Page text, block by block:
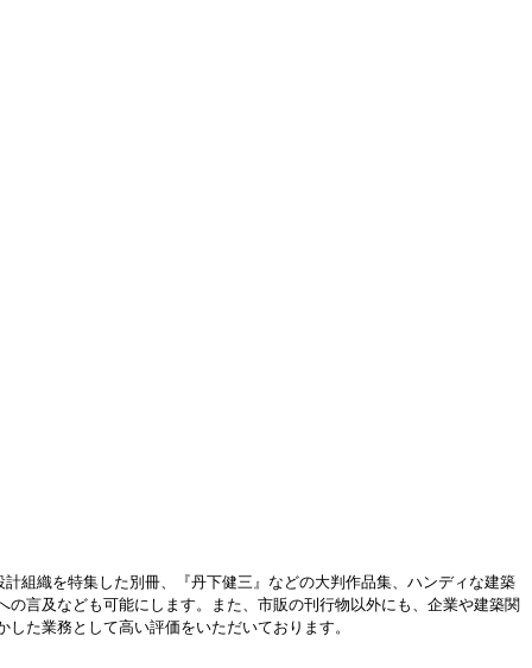
組織を特集した別冊、『丹下健三』などの大判作品集、ハンディな建築
言及なども可能にします。また、市販の刊行物以外にも、企業や建築関
た業務として高い評価をいただいております。